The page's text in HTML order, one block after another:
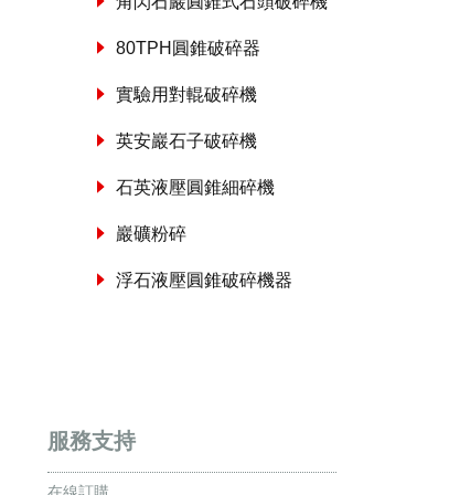
80TPH圓錐破碎器
實驗用對輥破碎機
英安巖石子破碎機
石英液壓圓錐細碎機
巖礦粉碎
浮石液壓圓錐破碎機器
服務支持